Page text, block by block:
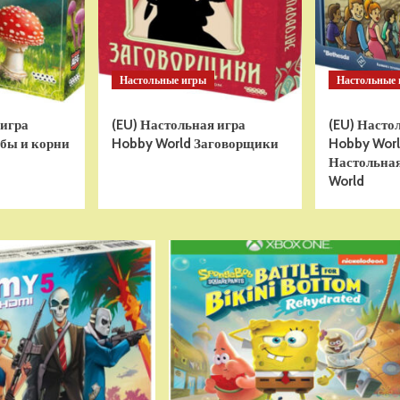
и корни
Настольные игры
(EU) Настольная игра
Hobby World Заговорщики
Настольные
(EU)
Hobby
World